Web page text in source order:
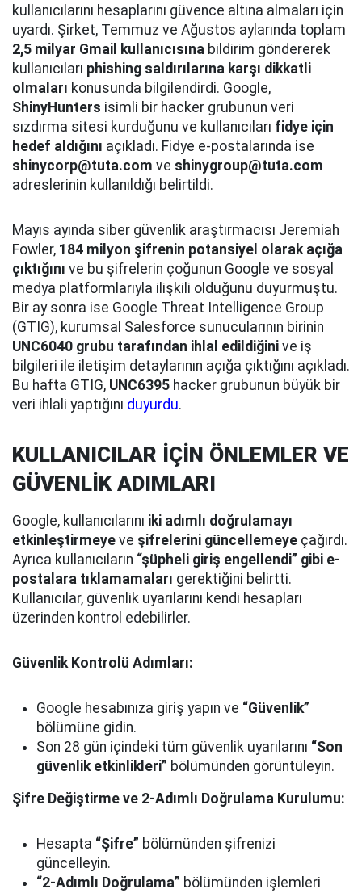
kullanıcılarını hesaplarını güvence altına almaları için
uyardı. Şirket, Temmuz ve Ağustos aylarında toplam
2,5 milyar Gmail kullanıcısına bildirim göndererek
kullanıcıları phishing saldırılarına karşı dikkatli
olmaları konusunda bilgilendirdi. Google,
ShinyHunters isimli bir hacker grubunun veri
sızdırma sitesi kurduğunu ve kullanıcıları fidye için
hedef aldığını açıkladı. Fidye e-postalarında ise
shinycorp@tuta.com ve shinygroup@tuta.com
adreslerinin kullanıldığı belirtildi.
Mayıs ayında siber güvenlik araştırmacısı Jeremiah
Fowler, 184 milyon şifrenin potansiyel olarak açığa
çıktığını ve bu şifrelerin çoğunun Google ve sosyal
medya platformlarıyla ilişkili olduğunu duyurmuştu.
Bir ay sonra ise Google Threat Intelligence Group
(GTIG), kurumsal Salesforce sunucularının birinin
UNC6040 grubu tarafından ihlal edildiğini ve iş
bilgileri ile iletişim detaylarının açığa çıktığını açıkladı.
Bu hafta GTIG, UNC6395 hacker grubunun büyük bir
veri ihlali yaptığını duyurdu.
KULLANICILAR İÇİN ÖNLEMLER VE
GÜVENLİK ADIMLARI
Google, kullanıcılarını iki adımlı doğrulamayı
etkinleştirmeye ve şifrelerini güncellemeye çağırdı.
Ayrıca kullanıcıların “şüpheli giriş engellendi” gibi e-
postalara tıklamamaları gerektiğini belirtti.
Kullanıcılar, güvenlik uyarılarını kendi hesapları
üzerinden kontrol edebilirler.
Güvenlik Kontrolü Adımları:
Google hesabınıza giriş yapın ve “Güvenlik”
bölümüne gidin.
Son 28 gün içindeki tüm güvenlik uyarılarını “Son
güvenlik etkinlikleri” bölümünden görüntüleyin.
Şifre Değiştirme ve 2-Adımlı Doğrulama Kurulumu:
Hesapta “Şifre” bölümünden şifrenizi
güncelleyin.
“2-Adımlı Doğrulama” bölümünden işlemleri